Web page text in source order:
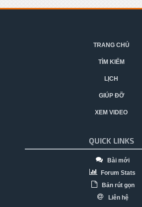
TRANG CHỦ
TÌM KIẾM
LỊCH
GIÚP ĐỠ
XEM VIDEO
QUICK LINKS
Bài mới
Forum Stats
Bản rút gọn
Liên hệ